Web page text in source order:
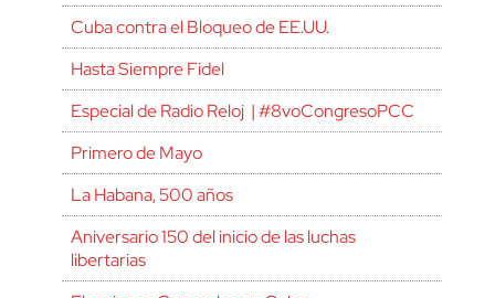
Cuba contra el Bloqueo de EE.UU.
Hasta Siempre Fidel
Especial de Radio Reloj | #8voCongresoPCC
Primero de Mayo
La Habana, 500 años
Aniversario 150 del inicio de las luchas
libertarias